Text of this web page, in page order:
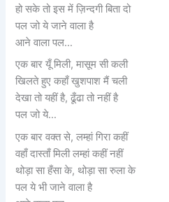
हो सके तो इस में ज़िन्दगी बिता दो
पल जो ये जाने वाला है
आने वाला पल…
एक बार यूँ मिली, मासूम सी कली
खिलते हुए कहाँ खुशपाश मैं चली
देखा तो यहीं है, ढूँढा तो नहीं है
पल जो ये…
एक बार वक्त से, लम्हां गिरा कहीं
वहाँ दास्ताँ मिली लम्हां कहीं नहीं
थोड़ा सा हँसा के, थोड़ा सा रुला के
पल ये भी जाने वाला है